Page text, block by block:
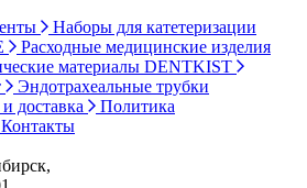
Наборы для катетеризации
Расходные медицинские изделия
материалы DENTKIST
Эндотрахеальные трубки
доставка
Политика
Контакты